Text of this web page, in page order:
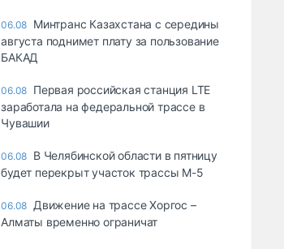
06.08 Минтранс Казахстана с середины
августа поднимет плату за пользование
БАКАД
06.08 Первая российская станция LTE
заработала на федеральной трассе в
Чувашии
06.08 В Челябинской области в пятницу
будет перекрыт участок трассы М-5
06.08 Движение на трассе Хоргос –
Алматы временно ограничат